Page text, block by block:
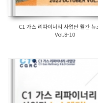
C1 가스 리파이너리 사업단 월간 뉴
Vol.8-10